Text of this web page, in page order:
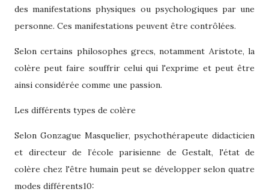
des manifestations physiques ou psychologiques par une
personne. Ces manifestations peuvent être contrôlées.
Selon certains philosophes grecs, notamment Aristote, la
colère peut faire souffrir celui qui l'exprime et peut être
ainsi considérée comme une passion.
Les différents types de colère
Selon Gonzague Masquelier, psychothérapeute didacticien
et directeur de l’école parisienne de Gestalt, l'état de
colère chez l'être humain peut se développer selon quatre
modes différents10: